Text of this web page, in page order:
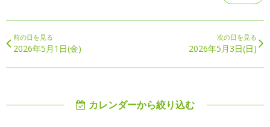
前の日を見る
2026年5月1日(金)
次の日を見る
2026年5月3日(日)
カレンダーから絞り込む